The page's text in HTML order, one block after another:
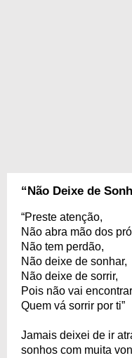
“Não Deixe de
“Preste atenção,
Não abra mão dos
Não tem perdão,
Não deixe de sonhar,
Não deixe de sorrir,
Pois não vai encontrar
Quem vá sorrir por ti”
Jamais deixei de ir
sonhos com muita